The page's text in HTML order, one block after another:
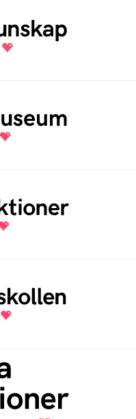
dig att bli en
och kureras
färdiga lektioner
oberoende
drivs av
en sektors- eller